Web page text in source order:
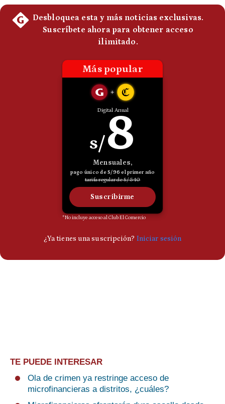
Politica
De
Cookies
TE PUEDE INTERESAR
Ola de crimen ya restringe acceso de
microfinancieras a distritos, ¿cuáles?